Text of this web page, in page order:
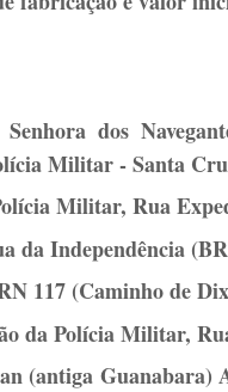
dos
Militar - Santa
Militar, Rua
da Independência
117 (Caminho de
da Polícia Militar,
(antiga